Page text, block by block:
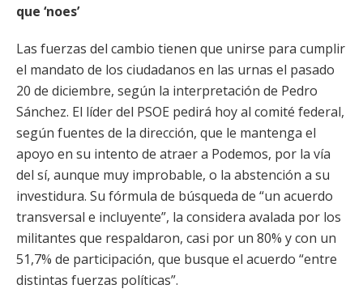
que ‘noes’
Las fuerzas del cambio tienen que unirse para cumplir
el mandato de los ciudadanos en las urnas el pasado
20 de diciembre, según la interpretación de Pedro
Sánchez. El líder del PSOE pedirá hoy al comité federal,
según fuentes de la dirección, que le mantenga el
apoyo en su intento de atraer a Podemos, por la vía
del sí, aunque muy improbable, o la abstención a su
investidura. Su fórmula de búsqueda de “un acuerdo
transversal e incluyente”, la considera avalada por los
militantes que respaldaron, casi por un 80% y con un
51,7% de participación, que busque el acuerdo “entre
distintas fuerzas políticas”.